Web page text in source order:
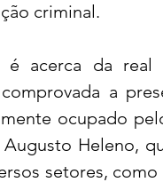
criminal.
é acerca da
a
ocupado
Heleno,
setores,